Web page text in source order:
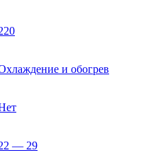
и обогрев
— 29